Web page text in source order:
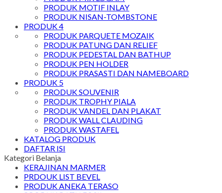
PRODUK MOTIF INLAY
PRODUK NISAN-TOMBSTONE
PRODUK 4
PRODUK PARQUETE MOZAIK
PRODUK PATUNG DAN RELIEF
PRODUK PEDESTAL DAN BATHUP
PRODUK PEN HOLDER
PRODUK PRASASTI DAN NAMEBOARD
PRODUK 5
PRODUK SOUVENIR
PRODUK TROPHY PIALA
PRODUK VANDEL DAN PLAKAT
PRODUK WALL CLAUDING
PRODUK WASTAFEL
KATALOG PRODUK
DAFTAR ISI
Kategori Belanja
KERAJINAN MARMER
PRDOUK LIST BEVEL
PRODUK ANEKA TERASO